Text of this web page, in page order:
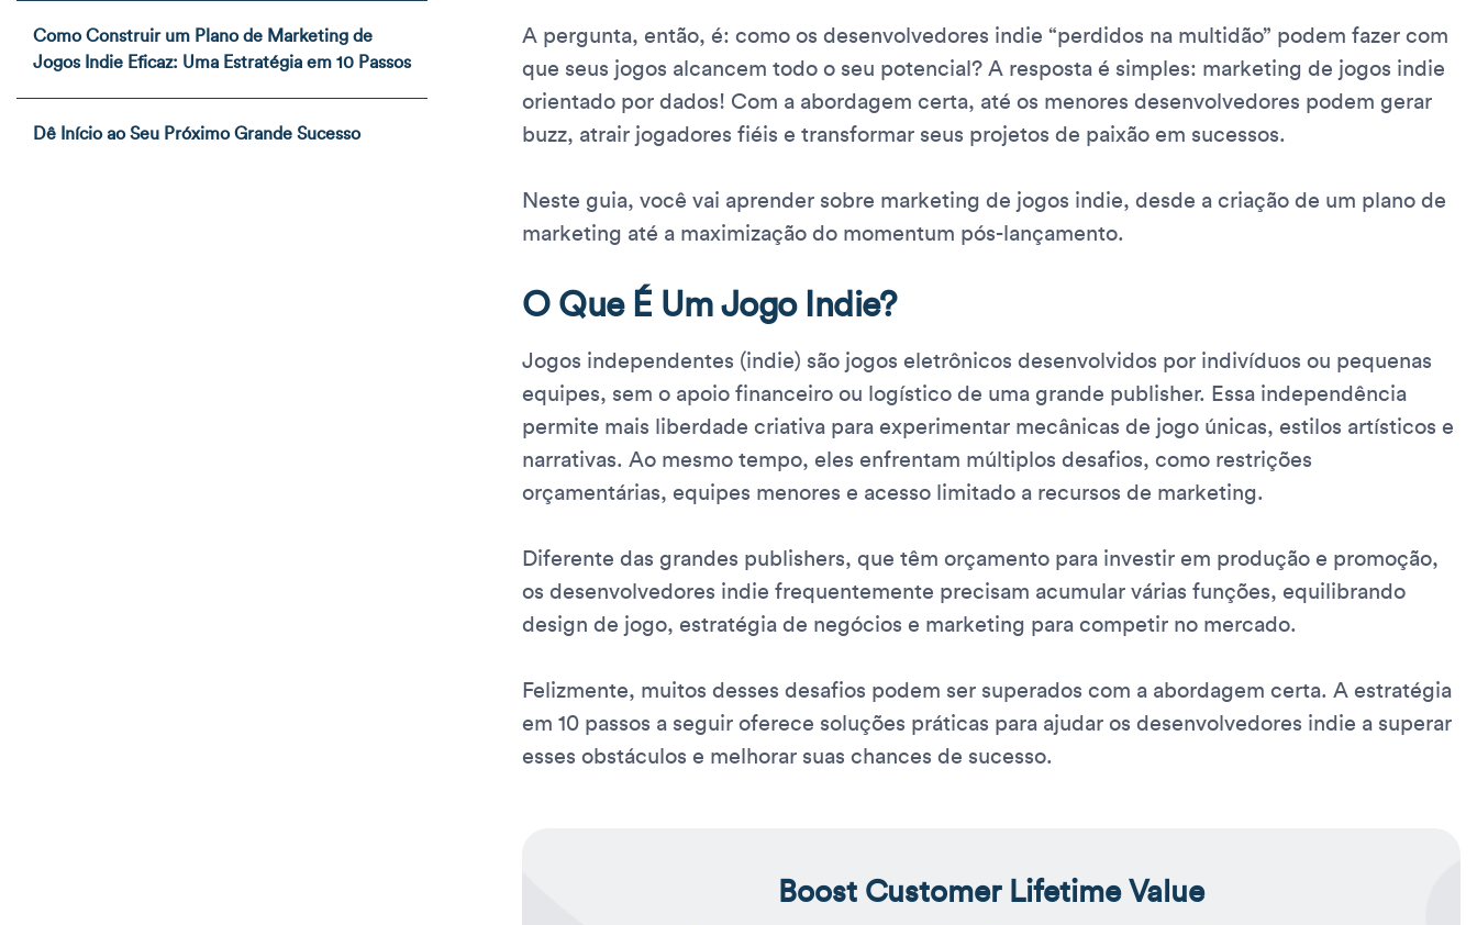
Como Construir um Plano de Marketing de
Jogos Indie Eficaz: Uma Estratégia em 10 Passos
Dê Início ao Seu Próximo Grande Sucesso
A pergunta, então, é: como os desenvolvedores indie “perdidos na multidão” podem fazer com
que seus jogos alcancem todo o seu potencial? A resposta é simples: marketing de jogos indie
orientado por dados! Com a abordagem certa, até os menores desenvolvedores podem gerar
buzz, atrair jogadores fiéis e transformar seus projetos de paixão em sucessos.
Neste guia, você vai aprender sobre marketing de jogos indie, desde a criação de um plano de
marketing até a maximização do momentum pós-lançamento.
O Que É Um Jogo Indie?
Jogos independentes (indie) são jogos eletrônicos desenvolvidos por indivíduos ou pequenas
equipes, sem o apoio financeiro ou logístico de uma grande publisher. Essa independência
permite mais liberdade criativa para experimentar mecânicas de jogo únicas, estilos artísticos e
narrativas. Ao mesmo tempo, eles enfrentam múltiplos desafios, como restrições
orçamentárias, equipes menores e acesso limitado a recursos de marketing.
Diferente das grandes publishers, que têm orçamento para investir em produção e promoção,
os desenvolvedores indie frequentemente precisam acumular várias funções, equilibrando
design de jogo, estratégia de negócios e marketing para competir no mercado.
Felizmente, muitos desses desafios podem ser superados com a abordagem certa. A estratégia
em 10 passos a seguir oferece soluções práticas para ajudar os desenvolvedores indie a superar
esses obstáculos e melhorar suas chances de sucesso.
Boost Customer Lifetime Value